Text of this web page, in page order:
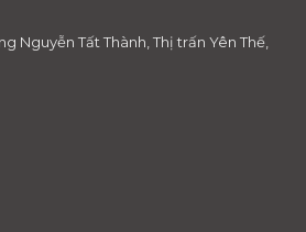
Nguyễn Tất Thành, Thị trấn Yên Thế,